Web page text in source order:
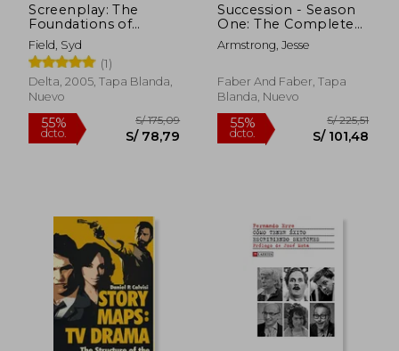
Screenplay: The
Foundations of
Screenwriting (en
Inglés)
Field, Syd
(1)
Delta, 2005, Tapa Blanda,
Nuevo
55%
S/ 78,79
Succession - Season
One: The Complete
Scripts (en Inglés)
Armstrong, Jesse
Faber And Faber, Tapa
Blanda, Nuevo
55%
dcto.